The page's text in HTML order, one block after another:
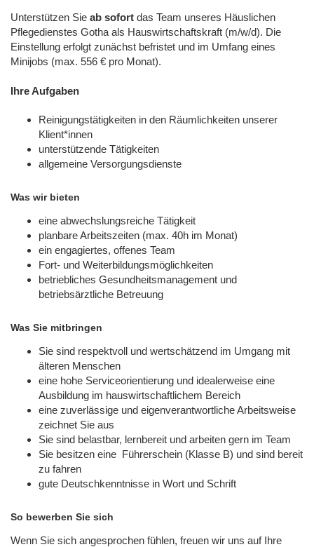
Unterstützen Sie ab sofort das Team unseres Häuslichen
Pflegedienstes Gotha als Hauswirtschaftskraft (m/w/d). Die
Einstellung erfolgt zunächst befristet und im Umfang eines
Minijobs (max. 556 € pro Monat).
Ihre Aufgaben
Reinigungstätigkeiten in den Räumlichkeiten unserer
Klient*innen
unterstützende Tätigkeiten
allgemeine Versorgungsdienste
Was wir bieten
eine abwechslungsreiche Tätigkeit
planbare Arbeitszeiten (max. 40h im Monat)
ein engagiertes, offenes Team
Fort- und Weiterbildungsmöglichkeiten
betriebliches Gesundheitsmanagement und
betriebsärztliche Betreuung
Was Sie mitbringen
Sie sind respektvoll und wertschätzend im Umgang mit
älteren Menschen
eine hohe Serviceorientierung und idealerweise eine
Ausbildung im hauswirtschaftlichem Bereich
eine zuverlässige und eigenverantwortliche Arbeitsweise
zeichnet Sie aus
Sie sind belastbar, lernbereit und arbeiten gern im Team
Sie besitzen eine Führerschein (Klasse B) und sind bereit
zu fahren
gute Deutschkenntnisse in Wort und Schrift
So bewerben Sie sich
Wenn Sie sich angesprochen fühlen, freuen wir uns auf Ihre